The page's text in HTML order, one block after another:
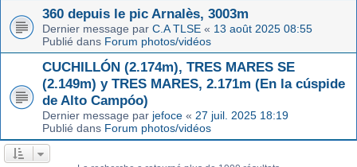
360 depuis le pic Arnalès, 3003m
Dernier message par C.A TLSE « 13 août 2025 08:55
Publié dans Forum photos/vidéos
CUCHILLÓN (2.174m), TRES MARES SE
(2.149m) y TRES MARES, 2.171m (En la cúspide
de Alto Campóo)
Dernier message par jefoce « 27 juil. 2025 18:19
Publié dans Forum photos/vidéos